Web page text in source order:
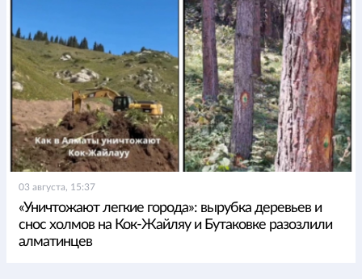
03 августа, 15:37
«Уничтожают легкие города»: вырубка деревьев и
снос холмов на Кок-Жайляу и Бутаковке разозлили
алматинцев